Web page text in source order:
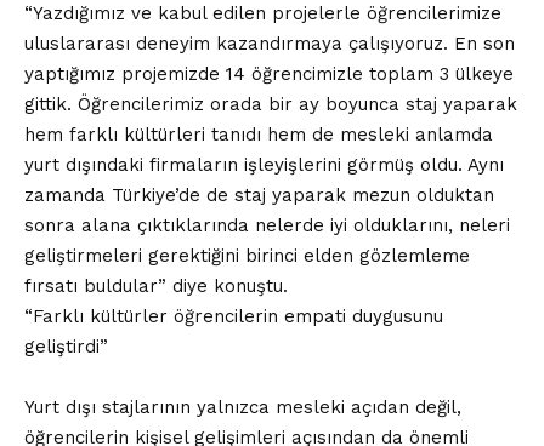
“Yazdığımız ve kabul edilen projelerle öğrencilerimize
uluslararası deneyim kazandırmaya çalışıyoruz. En son
yaptığımız projemizde 14 öğrencimizle toplam 3 ülkeye
gittik. Öğrencilerimiz orada bir ay boyunca staj yaparak
hem farklı kültürleri tanıdı hem de mesleki anlamda
yurt dışındaki firmaların işleyişlerini görmüş oldu. Aynı
zamanda Türkiye’de de staj yaparak mezun olduktan
sonra alana çıktıklarında nelerde iyi olduklarını, neleri
geliştirmeleri gerektiğini birinci elden gözlemleme
fırsatı buldular” diye konuştu.
“Farklı kültürler öğrencilerin empati duygusunu
geliştirdi”
Yurt dışı stajlarının yalnızca mesleki açıdan değil,
öğrencilerin kişisel gelişimleri açısından da önemli